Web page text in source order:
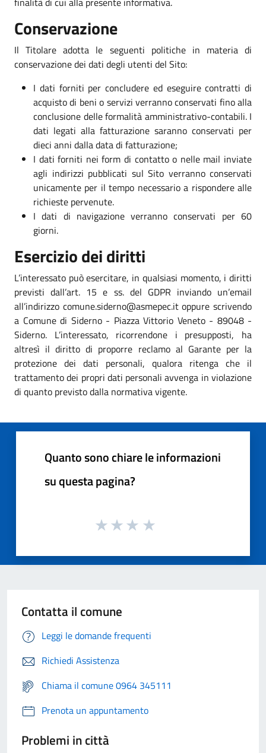
Conservazione
Il Titolare adotta le seguenti politiche in materia di
conservazione dei dati degli utenti del Sito:
I dati forniti per concludere ed eseguire contratti di
acquisto di beni o servizi verranno conservati fino alla
conclusione delle formalità amministrativo-contabili. I
dati legati alla fatturazione saranno conservati per
dieci anni dalla data di fatturazione;
I dati forniti nei form di contatto o nelle mail inviate
agli indirizzi pubblicati sul Sito verranno conservati
unicamente per il tempo necessario a rispondere alle
richieste pervenute.
I dati di navigazione verranno conservati per 60
giorni.
Esercizio dei diritti
L’interessato può esercitare, in qualsiasi momento, i diritti
previsti dall’art. 15 e ss. del GDPR inviando un’email
all’indirizzo comune.siderno@asmepec.it oppure scrivendo
a Comune di Siderno - Piazza Vittorio Veneto - 89048 -
Siderno. L’interessato, ricorrendone i presupposti, ha
altresì il diritto di proporre reclamo al Garante per la
protezione dei dati personali, qualora ritenga che il
trattamento dei propri dati personali avvenga in violazione
di quanto previsto dalla normativa vigente.
Quanto sono chiare le informazioni
su questa pagina?
Contatta il comune
Leggi le domande frequenti
Richiedi Assistenza
Chiama il comune 0964 345111
Prenota un appuntamento
Problemi in città